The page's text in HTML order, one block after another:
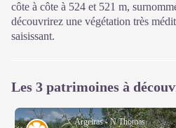
côte à côte à 524 et 521 m,
découvrirez une végétation très
saisissant.
Les 3 patrimoines à
Argeiras - N Thomas